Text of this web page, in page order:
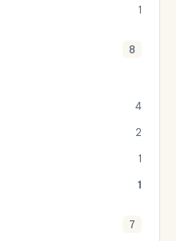
1
8
4
2
1
1
7